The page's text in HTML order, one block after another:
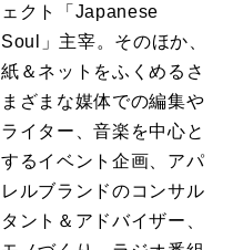
ェクト「Japanese
Soul」主宰。そのほか、
紙＆ネットをふくめるさ
まざまな媒体での編集や
ライター、音楽を中心と
するイベント企画、アパ
レルブランドのコンサル
タント＆アドバイザー、